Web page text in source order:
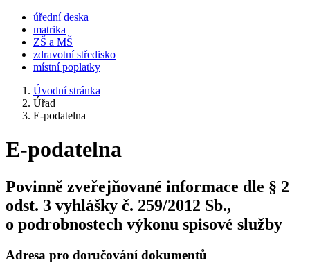
úřední deska
matrika
ZŠ a MŠ
zdravotní středisko
místní poplatky
Úvodní stránka
Úřad
E-podatelna
E-podatelna
Povinně zveřejňované informace dle § 2
odst. 3 vyhlášky č. 259/2012 Sb.,
o podrobnostech výkonu spisové služby
Adresa pro doručování dokumentů